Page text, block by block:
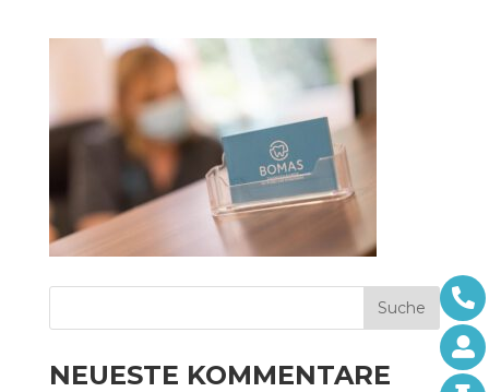
NEUESTE KOMMENTARE